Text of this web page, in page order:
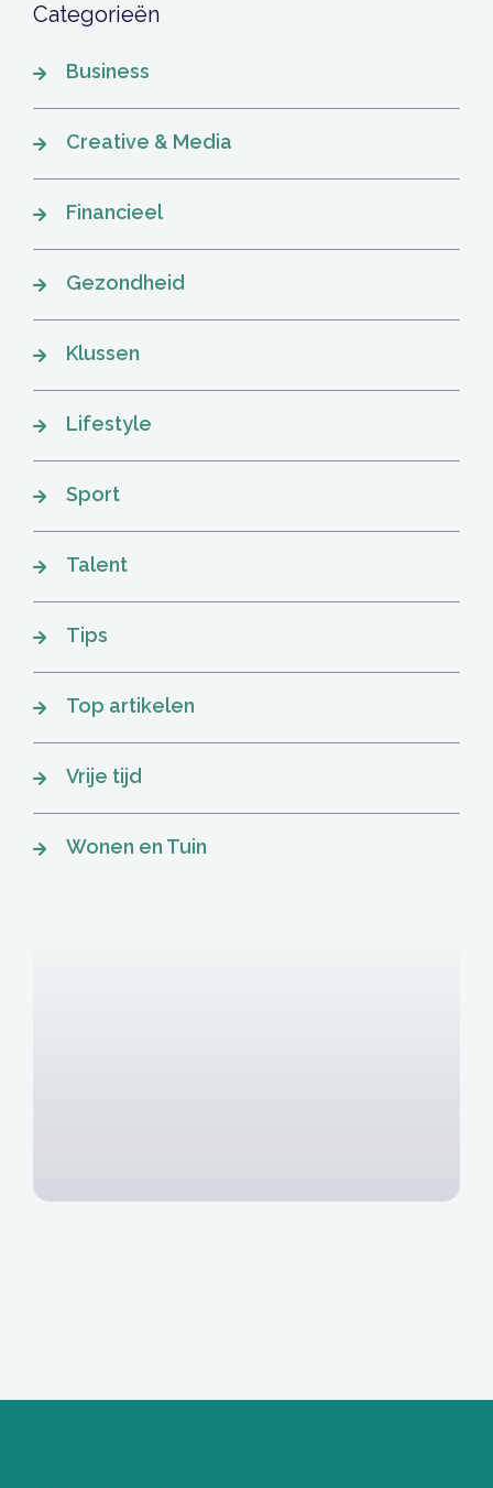
Categorieën
Business
Creative & Media
Financieel
Gezondheid
Klussen
Lifestyle
Sport
Talent
Tips
Top artikelen
Vrije tijd
Wonen en Tuin